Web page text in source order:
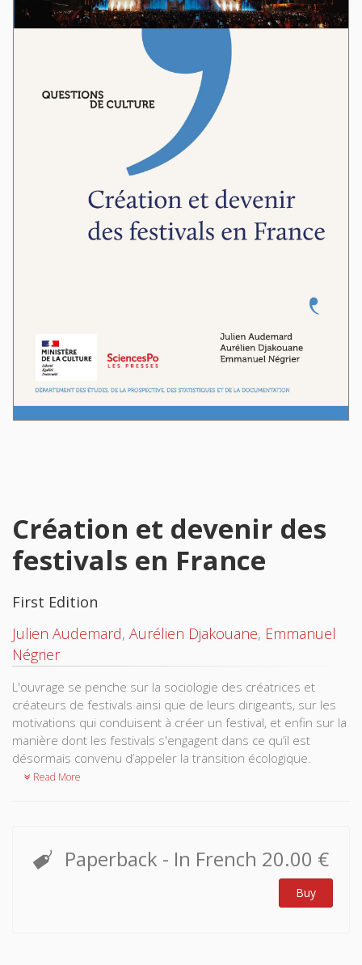
Création et devenir des
festivals en France
First Edition
Julien Audemard, Aurélien Djakouane, Emmanuel
Négrier
L'ouvrage se penche sur la sociologie des créatrices et
créateurs de festivals ainsi que de leurs dirigeants, sur les
motivations qui conduisent à créer un festival, et enfin sur la
manière dont les festivals s'engagent dans ce qu’il est
désormais convenu d’appeler la transition écologique.
Read More
Paperback - In French 20.00 €
Buy